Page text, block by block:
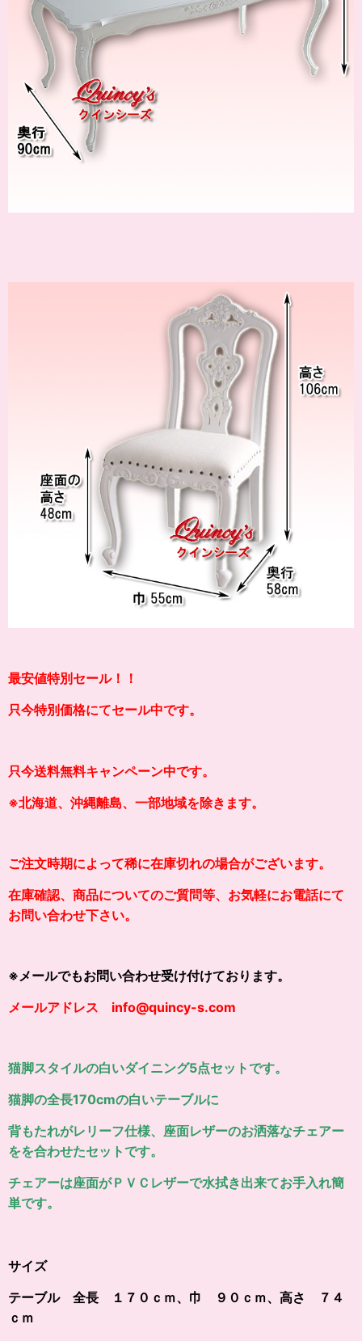
最安値特別セール！！
只今特別価格にてセール中です。
只今送料無料キャンペーン中です。
※北海道、沖縄離島、一部地域を除きます。
ご注文時期によって稀に在庫切れの場合がございます。
在庫確認、商品についてのご質問等、お気軽にお電話にて
お問い合わせ下さい。
※メールでもお問い合わせ受け付けております。
メールアドレス info@quincy-s.com
猫脚スタイルの白いダイニング5点セットです。
猫脚の全長170cmの白いテーブルに
背もたれがレリーフ仕様、座面レザーのお洒落なチェアー
をを合わせたセットです。
チェアーは座面がＰＶＣレザーで水拭き出来てお手入れ簡
単です。
サイズ
テーブル 全長 １７０ｃｍ、巾 ９０ｃｍ、高さ ７４
ｃｍ